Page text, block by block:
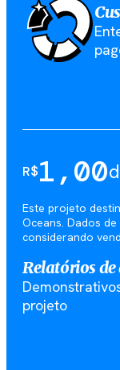
R$1,00
Este projeto
Oceans. Dados
considerando
Relatórios
projeto